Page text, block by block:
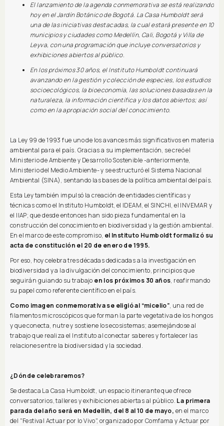
El lanzamiento de la agenda conmemorativa se está realizando
hoy en el Jardín Botánico de Bogotá. La Casa Humboldt será
una de las iniciativas destacadas, la cual estará presente en 10
municipios y ciudades como Medellín, Cali, Bogotá y Villa de
Leyva, con una programación que incluye conversatorios y
exhibiciones abiertos al público.
En los próximos 30 años, el Instituto Humboldt continuará
avanzando en la gestión y colección de especies, los estudios
socioecológicos, la bioeconomía, las soluciones basadas en la
naturaleza, la información científica y los datos abiertos; así
como en la apropiación social del conocimiento.
La Ley 99 de 1993 fue uno de los avances más significativos en materia
ambiental para el país. Gracias a su implementación, se creó el
Ministerio de Ambiente y Desarrollo Sostenible -anteriormente,
Ministerio del Medio Ambiente- y se estructuró el Sistema Nacional
Ambiental (SINA), sentando las bases de la política ambiental del país.
Esta Ley también impulsó la creación de entidades científicas y
técnicas como el Instituto Humboldt, el IDEAM, el SINCHI, el INVEMAR y
el IIAP; que desde entonces han sido pieza fundamental en la
construcción del conocimiento en biodiversidad y la gestión ambiental.
En el marco de este compromiso, el Instituto Humboldt formalizó su
acta de constitución el 20 de enero de 1995.
Por eso, hoy celebra tres décadas dedicadas a la investigación en
biodiversidad y a la divulgación del conocimiento, principios que
seguirán guiando su trabajo en los próximos 30 años, reafirmando
su papel como referente científico en el país.
Como imagen conmemorativa se eligió al “micelio”, una red de
filamentos microscópicos que forman la parte vegetativa de los hongos
y que conecta, nutre y sostiene los ecosistemas; asemejándose al
trabajo que realiza el Instituto al conectar saberes y fortalecer las
relaciones entre la biodiversidad y la sociedad.
¿Dónde celebraremos?
Se destaca La Casa Humboldt, un espacio itinerante que ofrece
conversatorios, talleres y exhibiciones abiertas al público. La primera
parada del año será en Medellín, del 8 al 10 de mayo, en el marco
del "Festival Actuar por lo Vivo", organizado por Comfama y Actuar por